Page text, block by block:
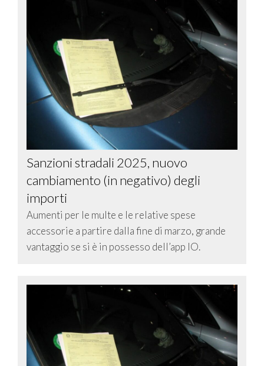
Sanzioni stradali 2025, nuovo
cambiamento (in negativo) degli
importi
Aumenti per le multe e le relative spese
accessorie a partire dalla fine di marzo, grande
vantaggio se si è in possesso dell’app IO.